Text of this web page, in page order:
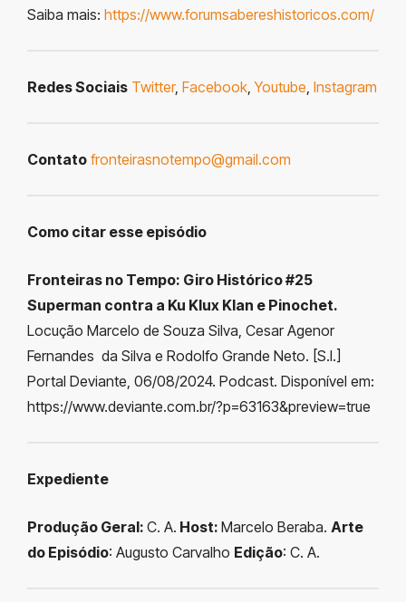
Saiba mais: https://www.forumsabereshistoricos.com/
Redes Sociais Twitter, Facebook ,Youtube Instagram
Contato fronteirasnotempo@gmail.com
Como citar esse episódio
Fronteiras no Tempo: Giro Histórico #25
Superman contra a Ku Klux Klan e Pinochet.
Locução Marcelo de Souza Silva, Cesar Agenor
Fernandes da Silva e Rodolfo Grande Neto. [S.l.]
Portal Deviante, 06/08/2024. Podcast. Disponível em:
https://www.deviante.com.br/?p=63163&preview=true
Expediente
Produção Geral: C. A. Host: Marcelo Beraba. Arte
do Episódio: Augusto Carvalho Edição: C. A.